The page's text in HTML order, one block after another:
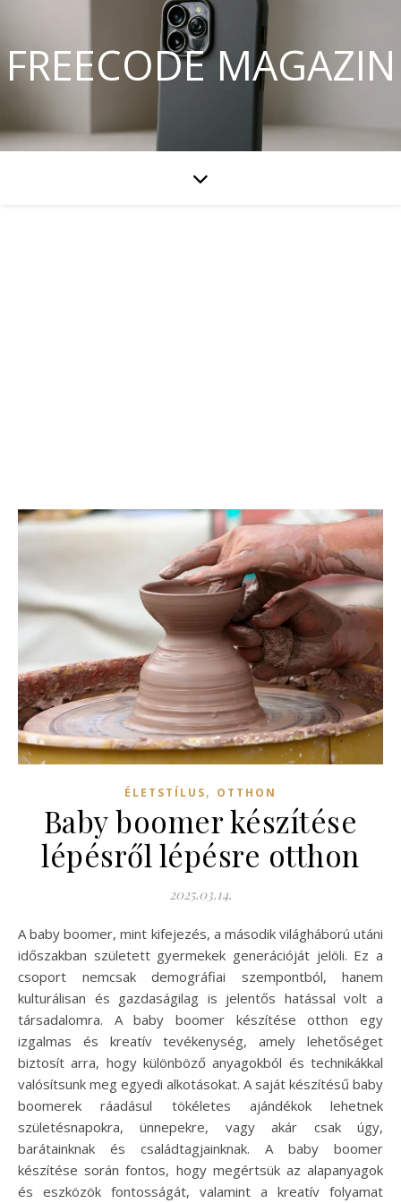
FREECODE MAGAZIN
ÉLETSTÍLUS, OTTHON
Baby boomer készítése
lépésről lépésre otthon
2025.03.14.
A baby boomer, mint kifejezés, a második világháború utáni
időszakban született gyermekek generációját jelöli. Ez a
csoport nemcsak demográfiai szempontból, hanem
kulturálisan és gazdaságilag is jelentős hatással volt a
társadalomra. A baby boomer készítése otthon egy
izgalmas és kreatív tevékenység, amely lehetőséget
biztosít arra, hogy különböző anyagokból és technikákkal
valósítsunk meg egyedi alkotásokat. A saját készítésű baby
boomerek ráadásul tökéletes ajándékok lehetnek
születésnapokra, ünnepekre, vagy akár csak úgy,
barátainknak és családtagjainknak. A baby boomer
készítése során fontos, hogy megértsük az alapanyagok
és eszközök fontosságát, valamint a kreatív folyamat